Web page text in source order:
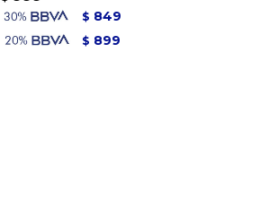
$ 849
$ 899